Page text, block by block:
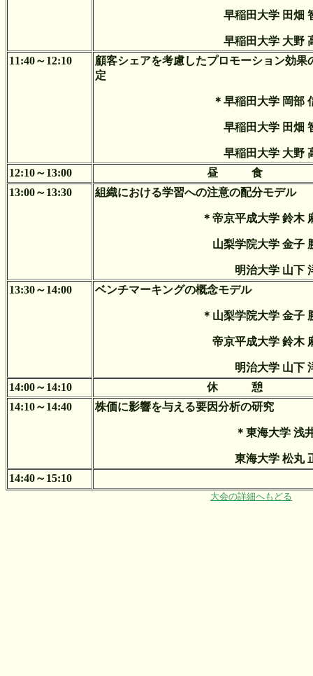
早稲田大学 田畑
早稲田大学 大野
11:40～12:10
顧客シェアを考慮したプロモーション効果
定
＊早稲田大学 岡部
早稲田大学 田畑
早稲田大学 大野
12:10～13:00
昼 食
13:00～13:30
組織における学習への注意の配分モデル
＊帝京平成大学 鈴木
山梨学院大学 金子
明治大学 山下
13:30～14:00
ベンチマーキングの概念モデル
＊山梨学院大学 金子
帝京平成大学 鈴木
明治大学 山下
14:00～14:10
休 憩
14:10～14:40
株価に影響を与える要因分析の研究
＊東海大学 浅
東海大学 松丸
14:40～15:10
大会の詳細へもどる